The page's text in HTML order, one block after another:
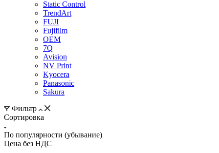
Static Control
TrendArt
FUJI
Fujifilm
OEM
7Q
Avision
NV Print
Kyocera
Panasonic
Sakura
Фильтр
Сортировка
По популярности (убывание)
Цена без НДС